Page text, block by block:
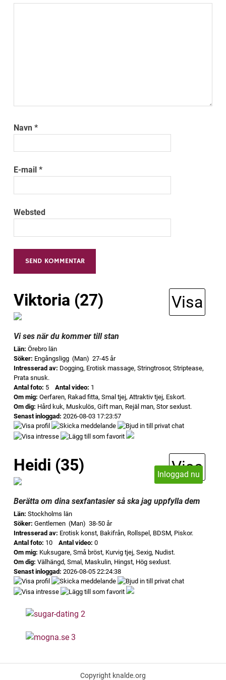
Navn*
E-mail*
Websted
Alternative:
Viktoria (27) Visa
Vi ses när du kommer till stan
Län: Örebro län
Söker: Engångsligg (Man) 27-45 år
Intresserad av: Dogging, Erotisk massage, Stringtrosor, Striptease,
Prata snusk.
Antal foto: 5 Antal video: 1
Om mig: Oerfaren, Rakad fitta, Smal tjej, Attraktiv tjej, Eskort.
Om dig: Hård kuk, Muskulös, Gift man, Rejäl man, Stor sexlust.
Senast inloggad: 2026-08-03 17:23:57
Heidi (35) Visa
Inloggad nu
Berätta om dina sexfantasier så ska jag uppfylla dem
Län: Stockholms län
Söker: Gentlemen (Man) 38-50 år
Intresserad av: Erotisk konst, Bakifrån, Rollspel, BDSM, Piskor.
Antal foto: 10 Antal video: 0
Om mig: Kuksugare, Små bröst, Kurvig tjej, Sexig, Nudist.
Om dig: Välhängd, Smal, Maskulin, Hingst, Hög sexlust.
Senast inloggad: 2026-08-05 22:24:38
Copyright knalde.org